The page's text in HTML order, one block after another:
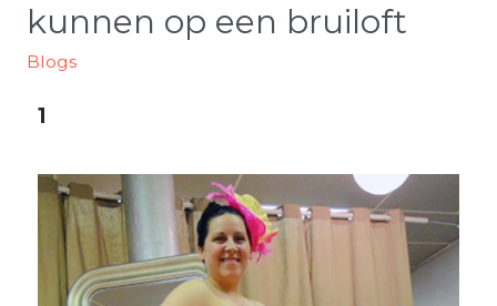
kunnen op een bruiloft
Blogs
1